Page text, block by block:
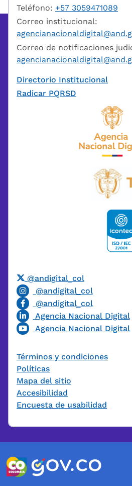
Teléfono: +57 3059471089
Correo institucional:
Correo de notificaciones
Directorio Institucional
Radicar PQRSD
@andigital_col
@andigital_col
@andigital_col
Agencia Nacional Digital
Agencia Nacional Digital
Términos y condiciones
Políticas
Mapa del sitio
Accesibilidad
Encuesta de usabilidad